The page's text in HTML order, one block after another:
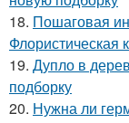
18. Пошаговая
Флористическая
19. Дупло в
подборку
20. Нужна ли